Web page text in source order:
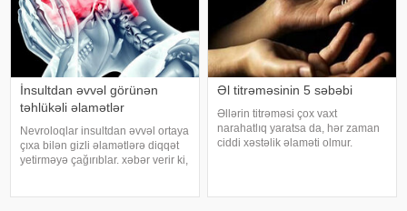
İnsultdan əvvəl görünən
təhlükəli əlamətlər
Nevroloqlar insultdan əvvəl ortaya
çıxa bilən gizli əlamətlərə diqqət
yetirməyə çağırıblar. xəbər verir ki,
Əl titrəməsinin 5 səbəbi
Əllərin titrəməsi çox vaxt
narahatlıq yaratsa da, hər zaman
ciddi xəstəlik əlaməti olmur.